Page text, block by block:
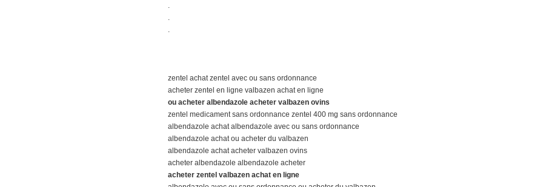
.
.
.
zentel achat zentel avec ou sans ordonnance
acheter zentel en ligne valbazen achat en ligne
ou acheter albendazole acheter valbazen ovins
zentel medicament sans ordonnance zentel 400 mg sans ordonnance
albendazole achat albendazole avec ou sans ordonnance
albendazole achat ou acheter du valbazen
albendazole achat acheter valbazen ovins
acheter albendazole albendazole acheter
acheter zentel valbazen achat en ligne